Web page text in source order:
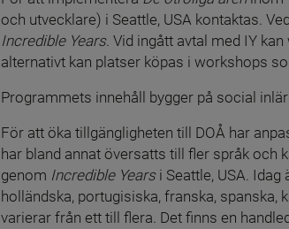
Incredible Years. Vid ingått avtal med IY
alternativt kan platser köpas i workshops
Programmets innehåll bygger på social
För att öka tillgängligheten till DOÅ har
har bland annat översatts till fler språk och
genom Incredible Years i Seattle, USA. Idag
holländska, portugisiska, franska,
varierar från ett till flera. Det finns en